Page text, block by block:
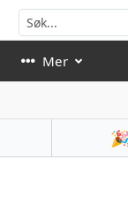
Mer
🎉